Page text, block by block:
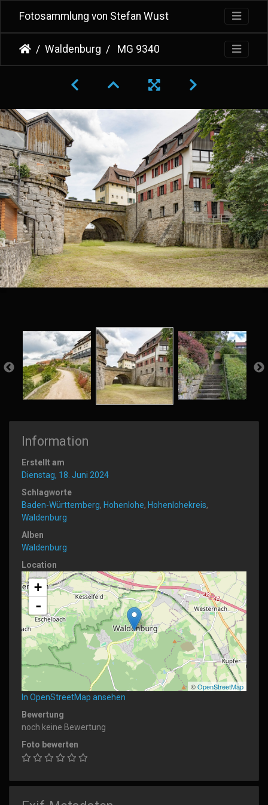
Fotosammlung von Stefan Wust
Waldenburg MG 9340
Information
Erstellt am
Dienstag, 18. Juni 2024
Schlagworte
Baden-Württemberg, Hohenlohe, Hohenlohekreis,
Waldenburg
Alben
Waldenburg
Location
+
-
©OpenStreetMap
In OpenStreetMap ansehen
Bewertung
noch keine Bewertung
Foto bewerten